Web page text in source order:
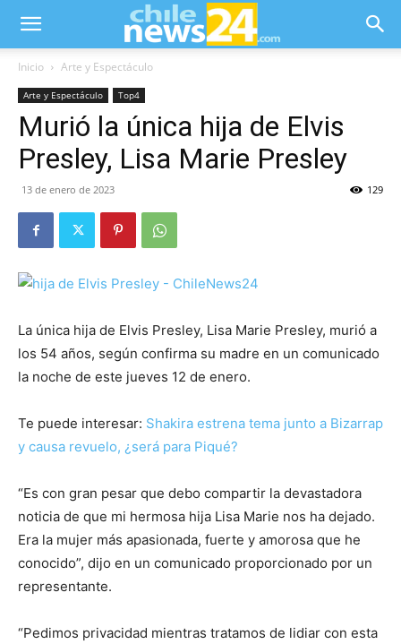
Inicio Arte y Espectáculo
Arte y Espectáculo Top4
Murió la única hija de Elvis
Presley, Lisa Marie Presley
13 de enero de 2023 129
La única hija de Elvis Presley, Lisa Marie Presley, murió a
los 54 años, según confirma su madre en un comunicado
la noche de este jueves 12 de enero.
Te puede interesar: Shakira estrena tema junto a Bizarrap
y causa revuelo, ¿será para Piqué?
“Es con gran pesar que debo compartir la devastadora
noticia de que mi hermosa hija Lisa Marie nos ha dejado.
Era la mujer más apasionada, fuerte y amorosa que he
conocido”, dijo en un comunicado proporcionado por un
representante.
“Pedimos privacidad mientras tratamos de lidiar con esta